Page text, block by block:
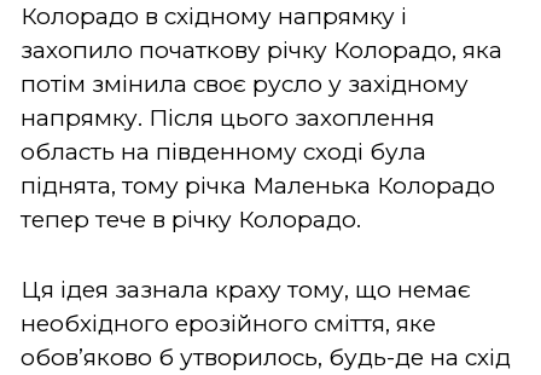
Колорадо в східному напрямку і
захопило початкову річку Колорадо, яка
потім змінила своє русло у західному
напрямку. Після цього захоплення
область на південному сході була
піднята, тому річка Маленька Колорадо
тепер тече в річку Колорадо.
Ця ідея зазнала краху тому, що немає
необхідного ерозійного сміття, яке
обов’яково б утворилось, будь-де на схід